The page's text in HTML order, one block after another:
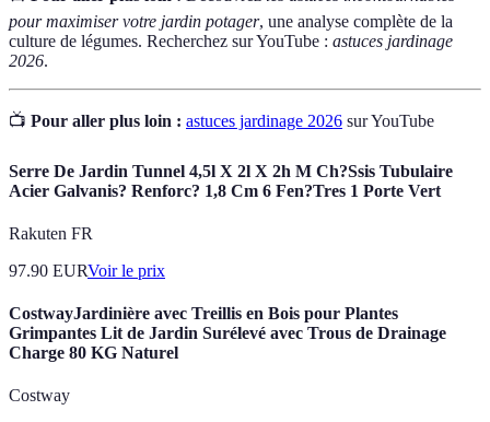
pour maximiser votre jardin potager, une analyse complète de la
culture de légumes. Recherchez sur YouTube : astuces jardinage
2026.
📺 Pour aller plus loin : astuces jardinage 2026 sur YouTube
Serre De Jardin Tunnel 4,5l X 2l X 2h M Ch?Ssis Tubulaire
Acier Galvanis? Renforc? 1,8 Cm 6 Fen?Tres 1 Porte Vert
Rakuten FR
97.90 EURVoir le prix
CostwayJardinière avec Treillis en Bois pour Plantes
Grimpantes Lit de Jardin Surélevé avec Trous de Drainage
Charge 80 KG Naturel
Costway